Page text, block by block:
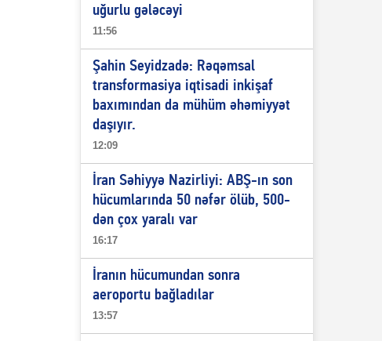
uğurlu gələcəyi
11:56
Şahin Seyidzadə: Rəqəmsal
transformasiya iqtisadi inkişaf
baxımından da mühüm əhəmiyyət
daşıyır.
12:09
İran Səhiyyə Nazirliyi: ABŞ-ın son
hücumlarında 50 nəfər ölüb, 500-
dən çox yaralı var
16:17
İranın hücumundan sonra
aeroportu bağladılar
13:57